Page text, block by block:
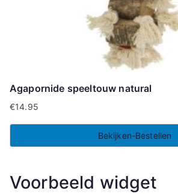
Agapornide speeltouw natural
€14.95
Bekijken-Bestellen
Voorbeeld widget